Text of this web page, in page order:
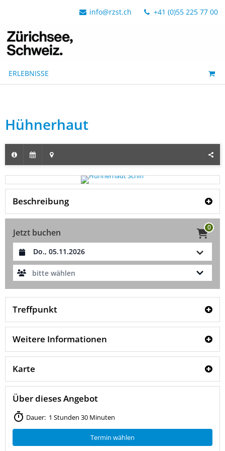
info@rzst.ch +41 (0)55 225 77 00
ERLEBNISSE
Hühnerhaut
Beschreibung
Jetzt buchen 0
Datum auswählen
bitte wählen
Treffpunkt
Weitere Informationen
Karte
Über dieses Angebot
Dauer: 1 Stunden 30 Minuten
Termin wählen